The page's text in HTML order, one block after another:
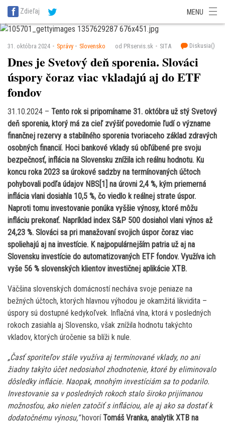
SITA Energetika
SITA Potravinárstvo
Zdieľaj MENU
31. októbra 2024 Správy Slovensko od PRservis.sk SITA Diskusia()
Dnes je Svetový deň sporenia. Slováci
úspory čoraz viac vkladajú aj do ETF
fondov
31.10.2024 – Tento rok si pripomíname 31. októbra už stý Svetový
deň sporenia, ktorý má za cieľ zvýšiť povedomie ľudí o význame
finančnej rezervy a stabilného sporenia tvoriaceho základ zdravých
osobných financií. Hoci bankové vklady sú obľúbené pre svoju
bezpečnosť, inflácia na Slovensku znížila ich reálnu hodnotu. Ku
koncu roka 2023 sa úrokové sadzby na termínovaných účtoch
pohybovali podľa údajov NBS[1] na úrovni 2,4 %, kým priemerná
inflácia vlani dosiahla 10,5 %, čo viedlo k reálnej strate úspor.
Naproti tomu investovanie ponúka vyššie výnosy, ktoré môžu
infláciu prekonať. Napríklad index S&P 500 dosiahol vlani výnos až
24,23 %. Slováci sa pri manažovaní svojich úspor čoraz viac
spoliehajú aj na investície. K najpopulárnejším patria už aj na
Slovensku investície do automatizovaných ETF fondov. Využíva ich
vyše 56 % slovenských klientov investičnej aplikácie XTB.
Väčšina slovenských domácností necháva svoje peniaze na
bežných účtoch, ktorých hlavnou výhodou je okamžitá likvidita –
úspory sú dostupné kedykoľvek. Inflačná vlna, ktorá v posledných
rokoch zasiahla aj Slovensko, však znížila hodnotu takýchto
vkladov, ktorých úročenie sa blíži k nule.
„Časť sporiteľov stále využíva aj termínované vklady, no ani
žiadny takýto účet nedosiahol zhodnotenie, ktoré by eliminovalo
dôsledky inflácie. Naopak, mnohým investíciám sa to podarilo.
Investovanie sa v posledných rokoch stalo široko prijímanou
možnosťou, ako nielen zatočiť s infláciou, ale aj ako sa dostať k
dodatočnému výnosu,“hovoríTomáš Vranka, analytik XTB na